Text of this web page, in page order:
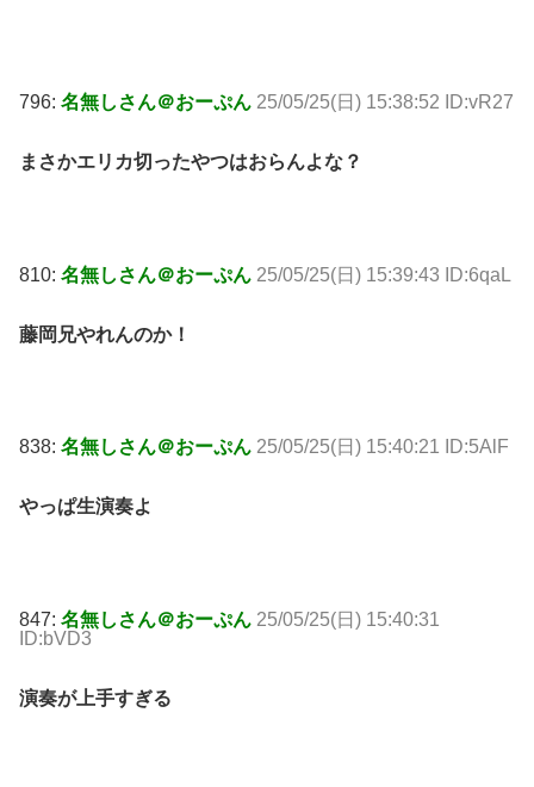
796: 名無しさん＠おーぷん 25/05/25(日) 15:38:52 ID:vR27
まさかエリカ切ったやつはおらんよな？
810: 名無しさん＠おーぷん 25/05/25(日) 15:39:43 ID:6qaL
藤岡兄やれんのか！
838: 名無しさん＠おーぷん 25/05/25(日) 15:40:21 ID:5AlF
やっぱ生演奏よ
847: 名無しさん＠おーぷん 25/05/25(日) 15:40:31
ID:bVD3
演奏が上手すぎる